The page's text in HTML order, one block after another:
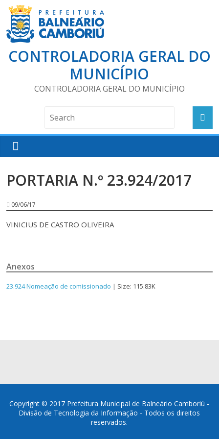
CONTROLADORIA GERAL DO
MUNICÍPIO
CONTROLADORIA GERAL DO MUNICÍPIO
PORTARIA N.º 23.924/2017
09/06/17
VINICIUS DE CASTRO OLIVEIRA
Anexos
23.924 Nomeação de comissionado | Size: 115.83K
Copyright © 2017 Prefeitura Municipal de Balneário Camboriú -
Divisão de Tecnologia da Informação - Todos os direitos
reservados.